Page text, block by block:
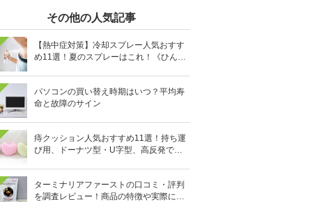
その他の人気記事
【熱中症対策】冷却スプレー人気おすす
め11選！夏のスプレーはこれ！《ひんや
パソコンの買い替え時期はいつ？平均寿
命と故障のサイン
痔クッション人気おすすめ11選！持ち運
び用、ドーナツ型・U字型、高反発で硬
ターミナリアファーストの口コミ・評判
を調査レビュー！商品の特徴や実際に飲